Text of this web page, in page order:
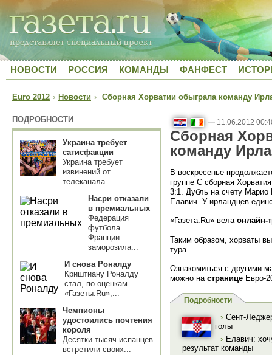
НОВОСТИ РОССИЯ КОМАНДЫ ФАНФЕСТ
Euro 2012 › Новости › Сборная Хорватии обыграла команду
ПОДРОБНОСТИ
Украина требует
сатисфакции
Украина требует
извинений от
телеканала...
Насри отказали
в премиальных
Федерация
футбола
Франции
заморозила...
И снова Роналду
Криштиану Роналду
стал, по оценкам
«Газеты.Ru»,...
Чемпионы
удостоились почтения
короля
Десятки тысяч испанцев
встретили своих...
— 11.06.2012
Сборная
команду
В воскресенье
группе С сборная
3:1. Дубль на счету
Елавич. У ирландцев
«Газета.Ru» вела онлайн-
Таким образом, хорваты
тура.
Ознакомиться с другими
можно на странице Евро-
Подробности
› Сент-
голы
› Елавич:
результат команды